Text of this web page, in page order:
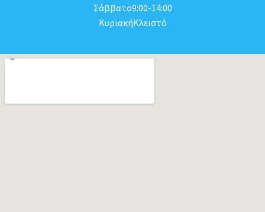
Σάββατο9:00-14:00
ΚυριακήΚλειστό